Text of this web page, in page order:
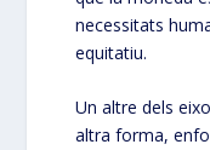
necessitats
equitatiu.
Un altre dels
altra forma,